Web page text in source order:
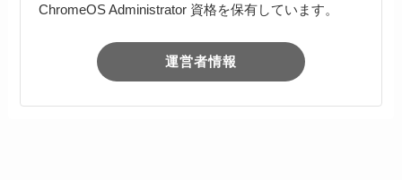
ChromeOS Administrator 資格を保有しています。
運営者情報